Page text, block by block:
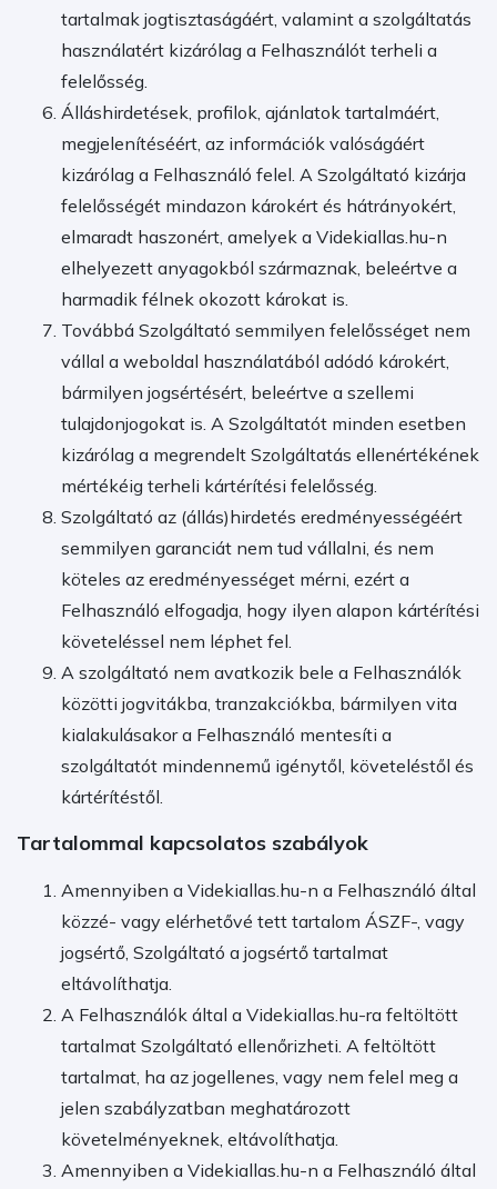
tartalmak jogtisztaságáért, valamint a szolgáltatás
használatért kizárólag a Felhasználót terheli a
felelősség.
Álláshirdetések, profilok, ajánlatok tartalmáért,
megjelenítéséért, az információk valóságáért
kizárólag a Felhasználó felel. A Szolgáltató kizárja
felelősségét mindazon károkért és hátrányokért,
elmaradt haszonért, amelyek a Videkiallas.hu-n
elhelyezett anyagokból származnak, beleértve a
harmadik félnek okozott károkat is.
Továbbá Szolgáltató semmilyen felelősséget nem
vállal a weboldal használatából adódó károkért,
bármilyen jogsértésért, beleértve a szellemi
tulajdonjogokat is. A Szolgáltatót minden esetben
kizárólag a megrendelt Szolgáltatás ellenértékének
mértékéig terheli kártérítési felelősség.
Szolgáltató az (állás)hirdetés eredményességéért
semmilyen garanciát nem tud vállalni, és nem
köteles az eredményességet mérni, ezért a
Felhasználó elfogadja, hogy ilyen alapon kártérítési
követeléssel nem léphet fel.
A szolgáltató nem avatkozik bele a Felhasználók
közötti jogvitákba, tranzakciókba, bármilyen vita
kialakulásakor a Felhasználó mentesíti a
szolgáltatót mindennemű igénytől, követeléstől és
kártérítéstől.
Tartalommal kapcsolatos szabályok
Amennyiben a Videkiallas.hu-n a Felhasználó által
közzé- vagy elérhetővé tett tartalom ÁSZF-, vagy
jogsértő, Szolgáltató a jogsértő tartalmat
eltávolíthatja.
A Felhasználók által a Videkiallas.hu-ra feltöltött
tartalmat Szolgáltató ellenőrizheti. A feltöltött
tartalmat, ha az jogellenes, vagy nem felel meg a
jelen szabályzatban meghatározott
követelményeknek, eltávolíthatja.
Amennyiben a Videkiallas.hu-n a Felhasználó által